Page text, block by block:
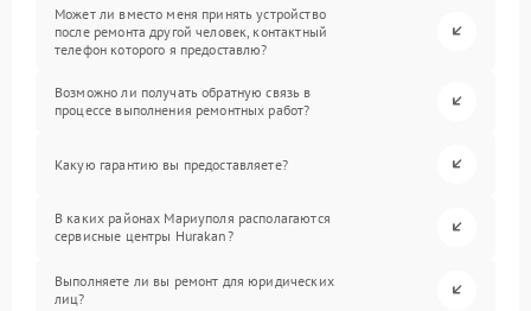
Может ли вместо меня принять устройство
после ремонта другой человек, контактный
телефон которого я предоставлю?
Возможно ли получать обратную связь в
процессе выполнения ремонтных работ?
Какую гарантию вы предоставляете?
В каких районах Мариуполя располагаются
сервисные центры Hurakan?
Выполняете ли вы ремонт для юридических
лиц?